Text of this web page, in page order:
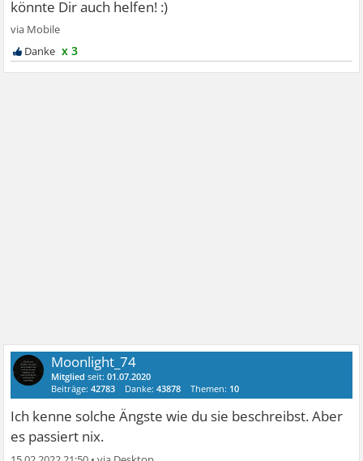
x 3
Moonlight_74
Mitglied seit:01.07.2020
Beiträge:42783 Danke:43878 Themen: 10
Ich kenne solche Ängste wie du sie beschreibst. Aber
es passiert nix.